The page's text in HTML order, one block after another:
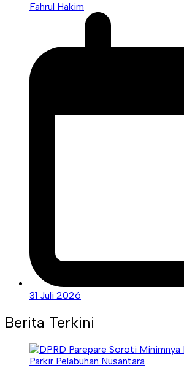
Fahrul Hakim
31 Juli 2026
Berita Terkini